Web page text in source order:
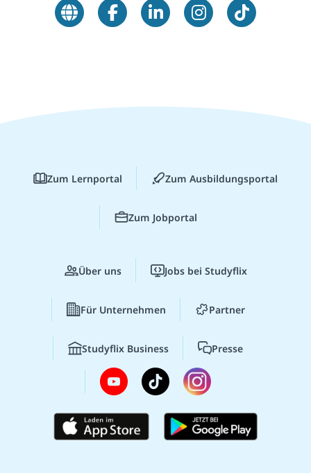
Zum Lernportal Zum Ausbildungsportal
Zum Jobportal
Über uns Jobs bei Studyflix
Für Unternehmen Partner
Studyflix Business Presse